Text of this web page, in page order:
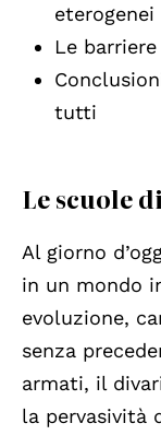
Le
tutti
Le scuole
Al giorno
in un mondo
evoluzione,
senza
armati, il
la pervasività